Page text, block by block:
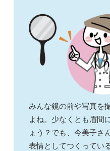
みんな鏡の前や写真を
よね。少なくとも眉間
ょう？でも、今美子さ
表情としてつくってい